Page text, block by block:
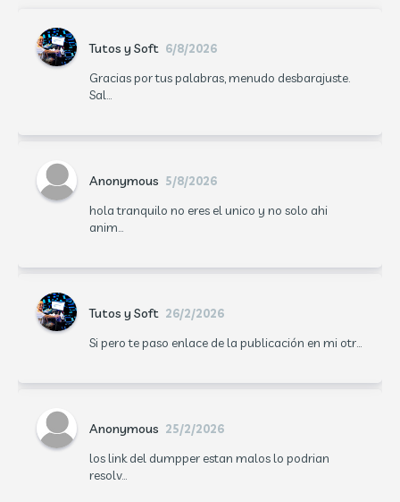
Tutos y Soft 6/8/2026
Gracias por tus palabras, menudo desbarajuste.
Sal...
Anonymous 5/8/2026
hola tranquilo no eres el unico y no solo ahi
anim...
Tutos y Soft 26/2/2026
Si pero te paso enlace de la publicación en mi otr...
Anonymous 25/2/2026
los link del dumpper estan malos lo podrian
resolv...